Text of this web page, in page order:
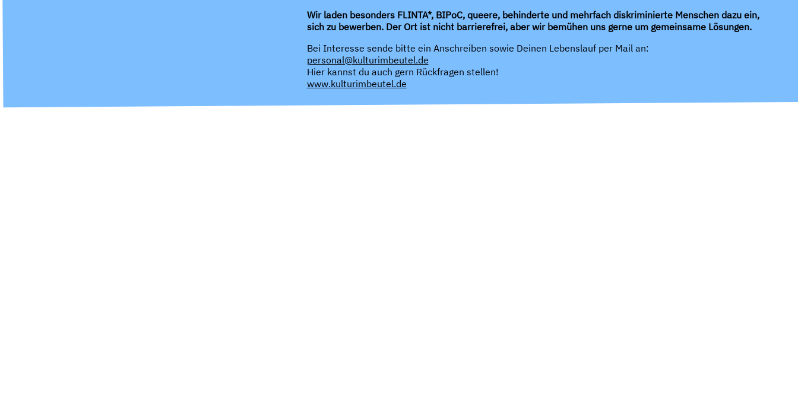
Wir laden besonders FLINTA*, BIPoC, queere, behinderte und mehrfach diskriminierte Menschen dazu ein,
sich zu bewerben. Der Ort ist nicht barrierefrei, aber wir bemühen uns gerne um gemeinsame Lösungen.
Bei Interesse sende bitte ein Anschreiben sowie Deinen Lebenslauf per Mail an:
personal@kulturimbeutel.de
Hier kannst du auch gern Rückfragen stellen!
www.kulturimbeutel.de